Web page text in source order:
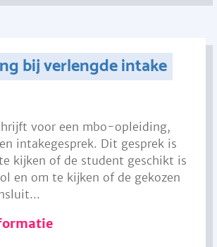
bij verlengde intake
voor een mbo-opleiding,
intakegesprek. Dit gesprek is
kijken of de student geschikt is
en om te kijken of de gekozen